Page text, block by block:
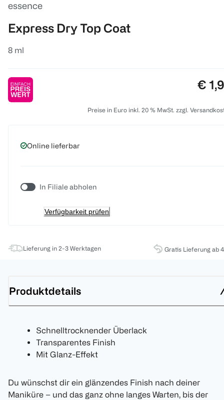
essence
Express Dry Top Coat
8 ml
€
Preise in Euro inkl. 20 % MwSt. zzgl.
Online lieferbar
In Filiale abholen
Verfügbarkeit prüfen
Lieferung in 2-3 Werktagen Gratis Lieferung ab
Produktdetails
Schnelltrocknender Überlack
Transparentes Finish
Mit Glanz-Effekt
Du wünschst dir ein glänzendes Finish nach deiner
Maniküre – und das ganz ohne langes Warten, bis der